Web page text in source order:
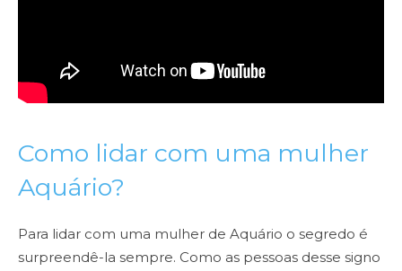
Como lidar com uma mulher
Aquário?
Para lidar com uma mulher de Aquário o segredo é
surpreendê-la sempre. Como as pessoas desse signo